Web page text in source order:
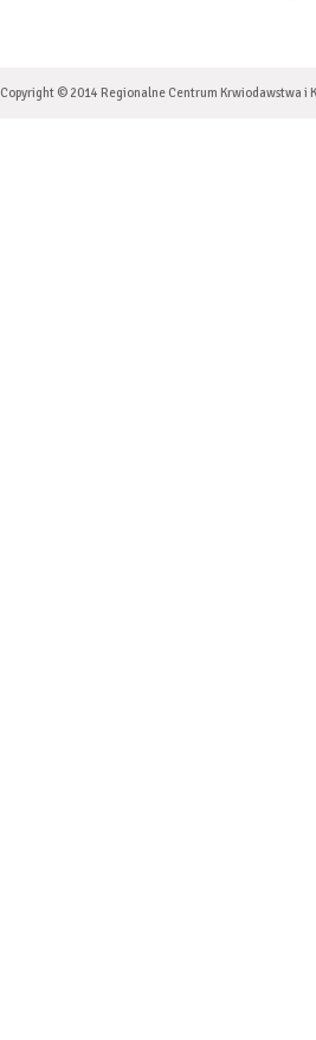
Copyright © 2014 Regionalne Centrum Krwiodawstwa